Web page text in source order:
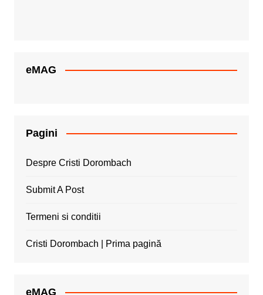
eMAG
Pagini
Despre Cristi Dorombach
Submit A Post
Termeni si conditii
Cristi Dorombach | Prima pagină
eMAG